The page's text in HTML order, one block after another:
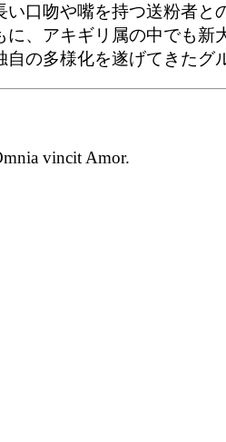
い口吻や嘴を持つ送粉者
、アキギリ属の中でも新
の多様化を遂げてきたグ
vincit Amor.